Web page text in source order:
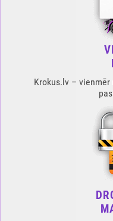
Krokus.lv –